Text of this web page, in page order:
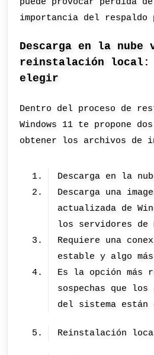
importancia del respaldo
Descarga en la nube
reinstalación local:
elegir
Dentro del proceso de
Windows 11 te propone
obtener los archivos de
Descarga en la
Descarga una
actualizada de
los servidores de
Requiere una
estable y algo
Es la opción más
sospechas que
del sistema están
Reinstalación